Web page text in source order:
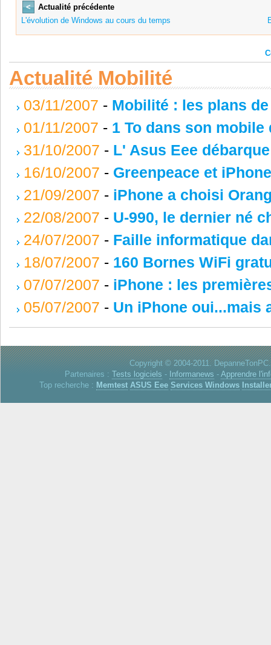
<
Actualité précédente
L'évolution de Windows au cours du temps
Actualité Mobilité
03/11/2007 - Mobilité : les plans
01/11/2007 - 1 To dans son mobile
31/10/2007 - L' Asus Eee
16/10/2007 - Greenpeace et
21/09/2007 - iPhone a choisi
22/08/2007 - U-990, le dernier né
24/07/2007 - Faille informatique
18/07/2007 - 160 Bornes WiFi
07/07/2007 - iPhone : les
05/07/2007 - Un iPhone oui...mais
Copyright © 2004-2011.
Partenaires : Tests logiciels - Informanews - Apprendre
Top recherche : Memtest ASUS Eee Services Windows